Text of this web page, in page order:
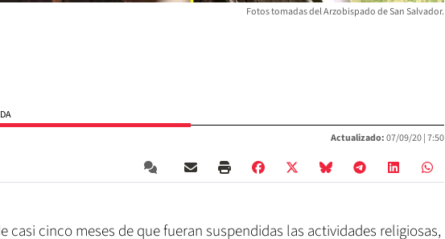
Fotos tomadas del Arzobispado de San Salvador.
Actualizado:07/09/20 |7:50
casi cinco meses de que fueran suspendidas las actividades religiosas,